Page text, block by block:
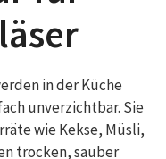
in der Küche
unverzichtbar. Sie
wie Kekse, Müsli,
trocken, sauber